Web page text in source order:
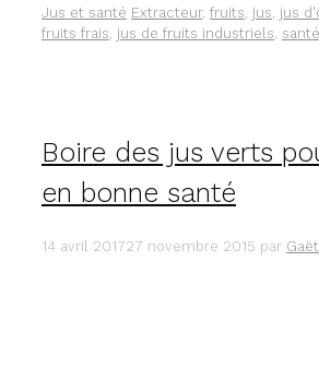
DEVEZ
PRIVILÉGIER
ET
LÉGUMES
Catégories
Jus et santé Étiquettes
Extracteur, fruits, jus, jus
fruits frais, jus de fruits industriels, santé
Boire des jus verts
en bonne santé
14 avril 201727 novembre 2015 par